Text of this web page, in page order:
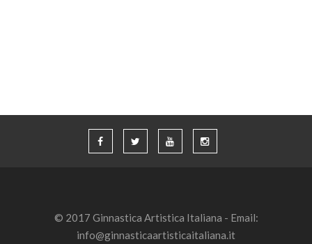
© 2017 Ginnastica Artistica Italiana - Email:
info@ginnasticaartisticaitaliana.it